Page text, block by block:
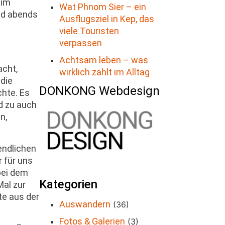
abends
Es
zu auch
für uns
dem
zur
aus der
Wat Phnom Sier – ein
Ausflugsziel in Kep, das
viele Touristen
verpassen
Achtsam leben – was
wirklich zählt im Alltag
DONKONG Webdesign
Kategorien
Auswandern (36)
Fotos & Galerien (3)